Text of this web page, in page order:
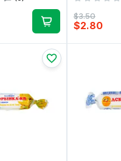
$2.80
$3.50